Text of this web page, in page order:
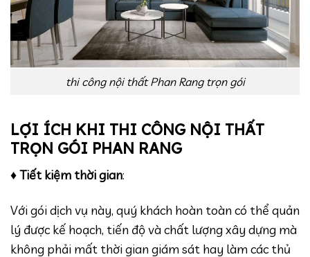
thi công nội thất Phan Rang trọn gói
LỢI ÍCH KHI THI CÔNG NỘI THẤT
TRỌN GÓI PHAN RANG
♦Tiết kiệm thời gian:
Với gói dịch vụ này, quý khách hoàn toàn có thể quản
lý được kế hoạch, tiến độ và chất lượng xây dựng mà
không phải mất thời gian giám sát hay làm các thủ